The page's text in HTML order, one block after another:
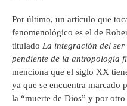
Por último, un artículo que
fenomenológico es el de
titulado La integración del ser
pendiente de la antropología
menciona que el siglo XX
ya que se encuentra marcado
la “muerte de Dios” y por